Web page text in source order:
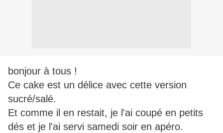
bonjour à tous !
Ce cake est un délice avec cette version
sucré/salé.
Et comme il en restait, je l'ai coupé en petits
dés et je l'ai servi samedi soir en apéro.